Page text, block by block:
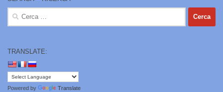
Ricerca
TRANSLATE:
Powered by Translate